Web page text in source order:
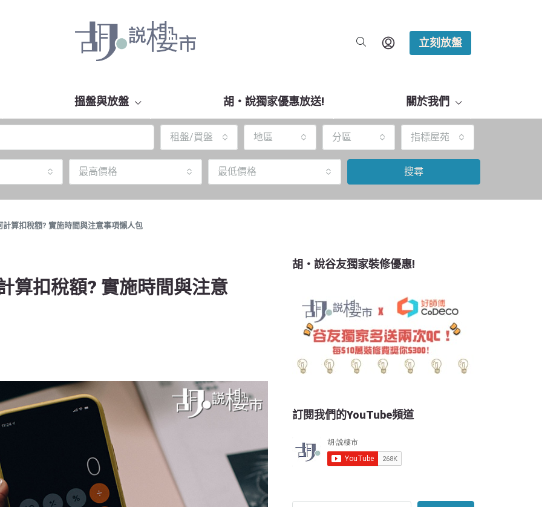
立刻放盤
搵盤與放盤 胡‧說獨家優惠放送! 關於我們
租盤/買盤 地區 分區 指標屋苑
最高價格 最低價格 搜尋
算扣稅額? 實施時間與注意事項懶人包
算扣稅額? 實施時間與注意
胡‧說谷友獨家裝修優惠!
訂閱我們的YouTube頻道